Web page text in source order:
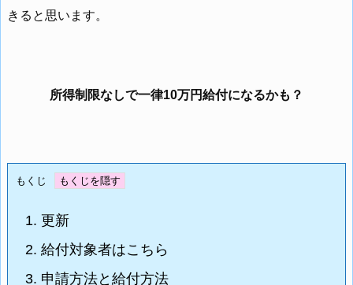
きると思います。
所得制限なしで一律10万円給付になるかも？
もくじ
1. 更新
2. 給付対象者はこちら
3. 申請方法と給付方法